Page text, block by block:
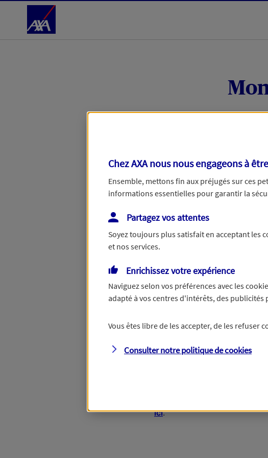
Accéder au Contenu
Retrouvons votre
Avec votre numéro de SIRET, nous
Continuer sans numéro de SIRET
Vous disposez de droits
ici.
Chez AXA nous nous engageons à
Ensemble, mettons fin aux préjugés sur ces
informations essentielles pour garantir la
Partagez vos attentes
Soyez toujours plus satisfait en acceptant les
et nos services.
Enrichissez votre expérience
Naviguez selon vos préférences avec les
adapté à vos centres d'intérêts, des
Vous êtes libre de les accepter, de les refuser
Consulter notre politique decookies